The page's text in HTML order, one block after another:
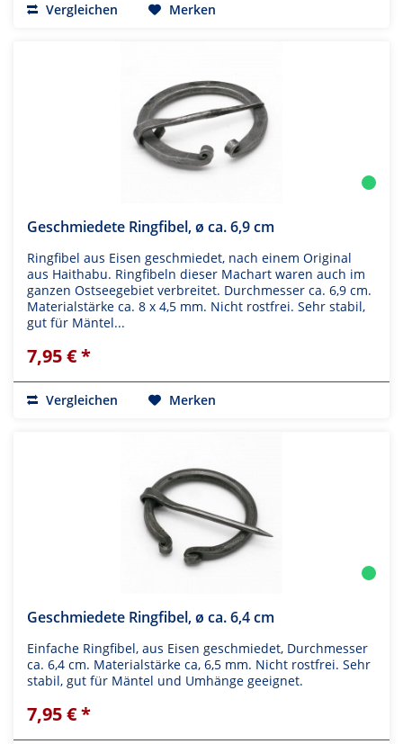
Vergleichen Merken
Geschmiedete Ringfibel, ø ca. 6,9 cm
Ringfibel aus Eisen geschmiedet, nach einem Original
aus Haithabu. Ringfibeln dieser Machart waren auch im
ganzen Ostseegebiet verbreitet. Durchmesser ca. 6,9 cm.
Materialstärke ca. 8 x 4,5 mm. Nicht rostfrei. Sehr stabil,
gut für Mäntel...
7,95 € *
Vergleichen Merken
Geschmiedete Ringfibel, ø ca. 6,4 cm
Einfache Ringfibel, aus Eisen geschmiedet, Durchmesser
ca. 6,4 cm. Materialstärke ca, 6,5 mm. Nicht rostfrei. Sehr
stabil, gut für Mäntel und Umhänge geeignet.
7,95 € *